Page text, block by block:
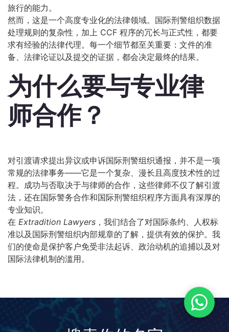
旅行的能力。
然而，这是一个高度专业化的法律领域。国际刑警组织数据
处理规则的复杂性，加上 CCF 程序的冗长与正式性，都要
求有经验的法律代理。每一个细节都至关重要：文件的准
备、法律论证以及提交的证据，都会决定最终的结果。
为什么要与专业律
师合作？
对引渡请求提出异议或申诉国际刑警组织通报，并不是一项
常规的法律事务——它是一个复杂、漫长且高度技术性的过
程。成功与否取决于与律师的合作，这些律师不仅了解引渡
法，还在国际警务合作和国际刑警组织程序方面具有深厚的
专业知识。
在 Extradition Lawyers ，我们结合了对国际条约、人权标
准以及国际刑警组织内部规章的了解，提供有效的保护。我
们的使命是保护客户免受非法起诉、政治动机的追捕以及对
国际法律机制的滥用。